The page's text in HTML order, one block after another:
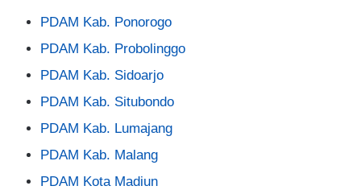
PDAM Kab. Ponorogo
PDAM Kab. Probolinggo
PDAM Kab. Sidoarjo
PDAM Kab. Situbondo
PDAM Kab. Lumajang
PDAM Kab. Malang
PDAM Kota Madiun